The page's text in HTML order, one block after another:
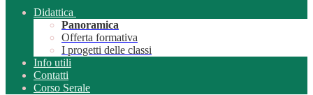
Didattica
Panoramica
Offerta formativa
I progetti delle classi
Info utili
Contatti
Corso Serale